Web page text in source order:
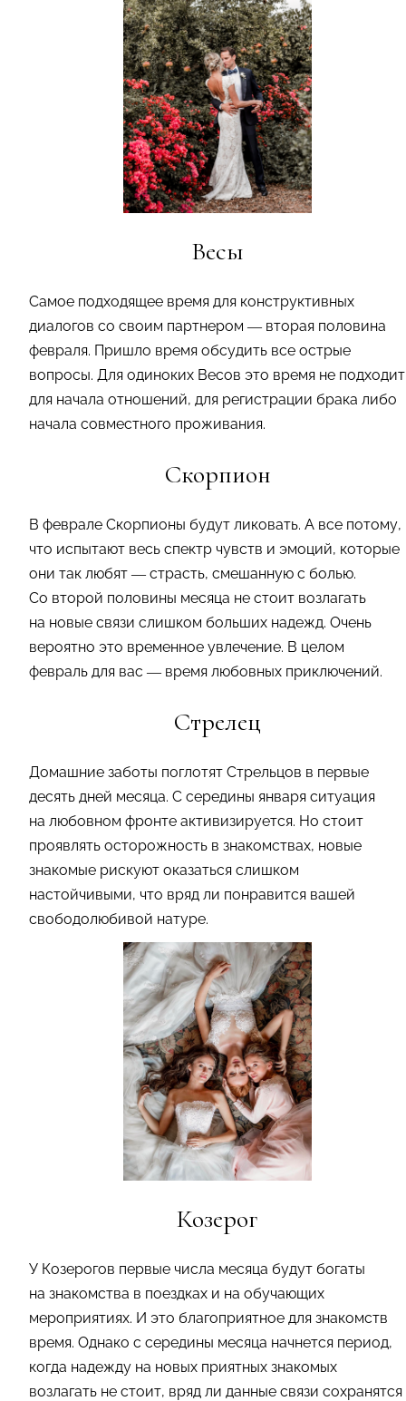
Весы
Самое подходящее время для конструктивных
диалогов со своим партнером — вторая половина
февраля. Пришло время обсудить все острые
вопросы. Для одиноких Весов это время не подходит
для начала отношений, для регистрации брака либо
начала совместного проживания.
Скорпион
В феврале Скорпионы будут ликовать. А все потому,
что испытают весь спектр чувств и эмоций, которые
они так любят — страсть, смешанную с болью.
Со второй половины месяца не стоит возлагать
на новые связи слишком больших надежд. Очень
вероятно это временное увлечение. В целом
февраль для вас — время любовных приключений.
Стрелец
Домашние заботы поглотят Стрельцов в первые
десять дней месяца. С середины января ситуация
на любовном фронте активизируется. Но стоит
проявлять осторожность в знакомствах, новые
знакомые рискуют оказаться слишком
настойчивыми, что вряд ли понравится вашей
свободолюбивой натуре.
Козерог
У Козерогов первые числа месяца будут богаты
на знакомства в поездках и на обучающих
мероприятиях. И это благоприятное для знакомств
время. Однако с середины месяца начнется период,
когда надежду на новых приятных знакомых
возлагать не стоит, вряд ли данные связи сохранятся